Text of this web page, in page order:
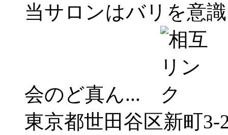
当サロンはバリを意
会のど真ん...
東京都世田谷区新町